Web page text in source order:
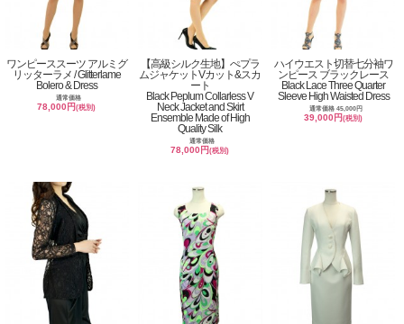
ワンピーススーツ アルミグ
リッターラメ / Glitterlame
Bolero & Dress
通常価格
78,000円(税別)
【高級シルク生地】ぺプラ
ムジャケットVカット&スカ
ート
Black Peplum Collarless V
Neck Jacket and Skirt
Ensemble Made of High
Quality Silk
通常価格
78,000円(税別)
ハイウエスト切替七分袖ワ
ンピース ブラックレース
Black Lace Three Quarter
Sleeve High Waisted Dress
通常価格 45,000円
39,000円(税別)